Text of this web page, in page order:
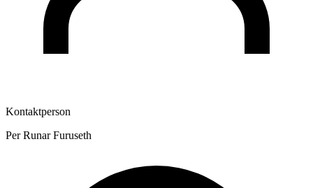
Kontaktperson
Per Runar Furuseth